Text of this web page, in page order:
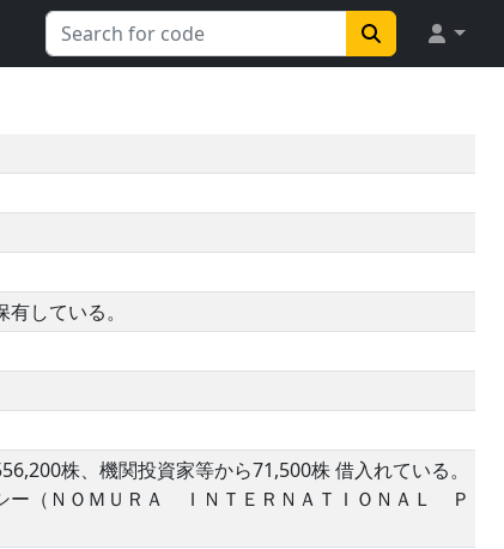
している。
株、機関投資家等から71,500株 借入れている。
（ＮＯＭＵＲＡ ＩＮＴＥＲＮＡＴＩＯＮＡＬ Ｐ